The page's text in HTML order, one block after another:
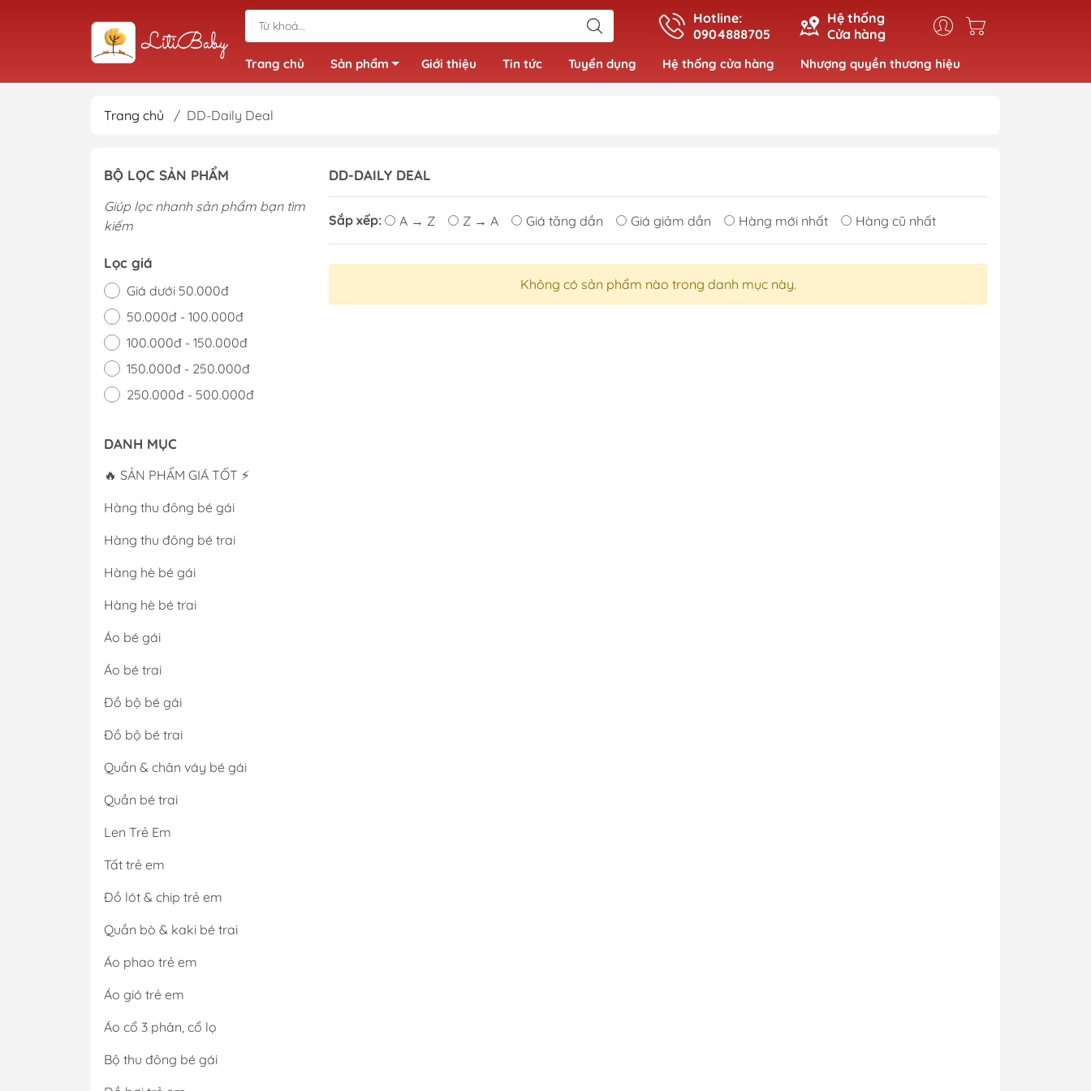
Hotline:
0904888705
Hệ thống
Cửa hàng
Trang chủ Sản phẩm
Quần bé trai
Áo bé trai
Giầy dép bé trai
Giới thiệu Tin tức Tuyển dụng Hệ thống cửa hàng Nhượng quyền thương hiệu
Trang chủ / DD-Daily Deal
DD-DAILY DEAL
Sắp xếp: A → Z Z → A Giá tăng dần Giá giảm dần Hàng mới nhất Hàng cũ nhất
Không có sản phẩm nào trong danh mục này.
BỘ LỌC SẢN PHẨM
Giúp lọc nhanh sản phẩm bạn tìm
kiếm
Lọc giá
Giá dưới 50.000đ
50.000đ - 100.000đ
100.000đ - 150.000đ
150.000đ - 250.000đ
250.000đ - 500.000đ
Giá trên
DANH MỤC
🔥 SẢN PHẨM GIÁ TỐT ⚡
Hàng thu đông bé gái
Hàng thu đông bé trai
Hàng hè bé gái
Hàng hè bé trai
Áo bé gái
Áo bé trai
Đồ bộ bé gái
Đồ bộ bé trai
Quần & chân váy bé gái
Quần bé trai
Len Trẻ Em
Tất trẻ em
Đồ lót & chip trẻ em
Quần bò & kaki bé trai
Áo phao trẻ em
Áo gió trẻ em
Áo cổ 3 phân, cổ lọ
Bộ thu đông bé gái